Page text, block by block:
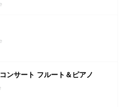
ンサート フルート＆ピアノ